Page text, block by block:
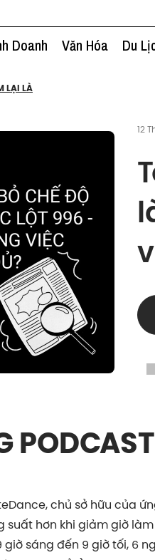
Doanh Văn Hóa Du
LẠI LÀ
12
PODCAST
chủ sở hữu của
suất hơn khi giảm giờ
sáng đến 9 giờ tối, 6